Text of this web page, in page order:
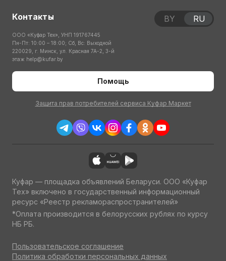
Контакты
ООО «Куфар Тех», УНП 191767445
Пн-Пт: 10:00 – 18:00; Сб, Вс: Выходной
220029, г. Минск, ул. Красная 7А-2, 3-й
этаж help@kufar.by
Помощь
Защита прав потребителей сервиса Куфар Маркет
BY RU
Куфар — площадка объявлений Беларуси. ООО «Куфар
Тех» включено в государственный информационный
ресурс «Реестр рекламораспространителей»
*Оплата производится в белорусских рублях по курсу
НБ РБ.
Пользовательское соглашение
Политика обработки персональных данных